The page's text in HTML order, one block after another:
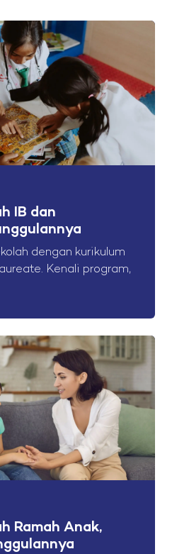
IB dan
dengan kurikulum
Kenali program,
Ramah Anak,